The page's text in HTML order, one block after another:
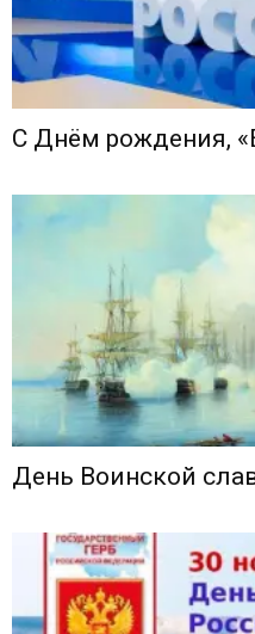
С Днём рождения,
День Воинской